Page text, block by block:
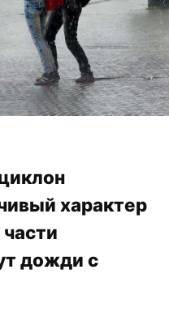
характер
дожди с